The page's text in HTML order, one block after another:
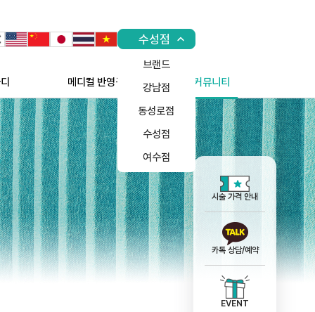
수성점
브랜드
강남점
동성로점
수성점
여수점
메디컬 반영구 문신 커뮤니티
시술 가격 안내
카톡 상담/예약
EVENT